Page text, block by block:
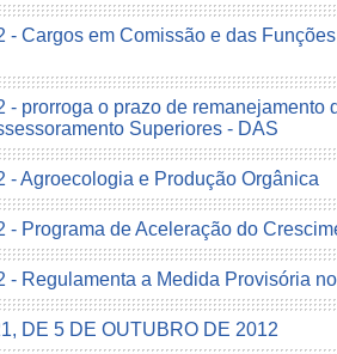
- Cargos em Comissão e das
- prorroga o prazo de remanejamento
Superiores - DAS
- Agroecologia e Produção Orgânica
- Programa de Aceleração do
- Regulamenta a Medida Provisória
DE 5 DE OUTUBRO DE 2012